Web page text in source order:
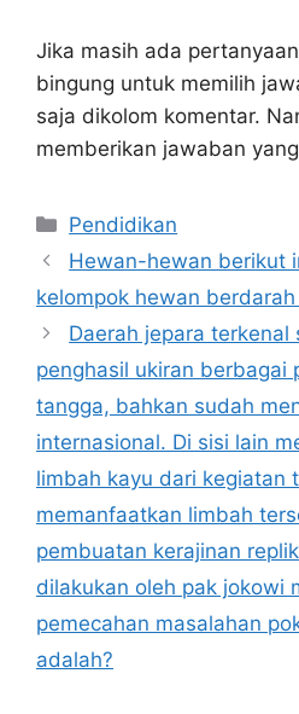
Jika masih ada
bingung untuk memilih
saja dikolom komentar.
memberikan jawaban
Kategori
Pendidikan
Hewan-hewan berikut
kelompok hewan
Daerah jepara terkenal
penghasil ukiran berbagai
tangga, bahkan sudah
internasional. Di sisi lain
limbah kayu dari kegiatan
memanfaatkan limbah
pembuatan kerajinan
dilakukan oleh pak jokowi
pemecahan masalahan
adalah?